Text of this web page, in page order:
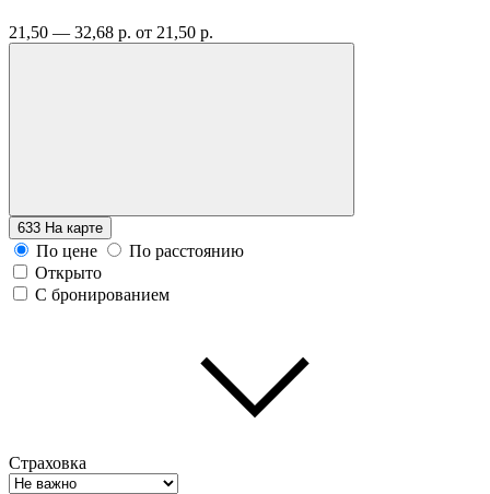
21,50 — 32,68 р. от 21,50 р.
633 На карте
По цене
По расстоянию
Открыто
С бронированием
Страховка